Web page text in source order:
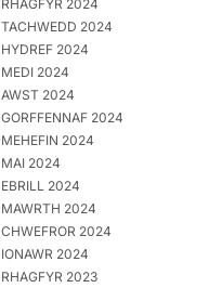
RHAGFYR 2024
TACHWEDD 2024
HYDREF 2024
MEDI 2024
AWST 2024
GORFFENNAF 2024
MEHEFIN 2024
MAI 2024
EBRILL 2024
MAWRTH 2024
CHWEFROR 2024
IONAWR 2024
RHAGFYR 2023